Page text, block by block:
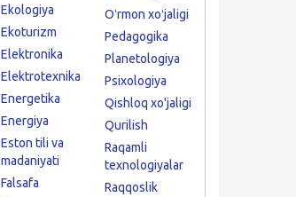
Ekologiya
Ekoturizm
Elektronika
Elektrotexnika
Energetika
Energiya
Eston tili va
madaniyati
Falsafa
Oʻrmon xoʻjaligi
Pedagogika
Planetologiya
Psixologiya
Qishloq xo'jaligi
Qurilish
Raqamli
texnologiyalar
Raqqoslik